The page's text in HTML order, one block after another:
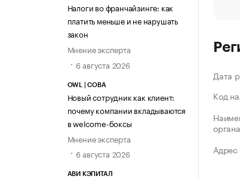
Налоги во франчайзинге: как
платить меньше и не нарушать
закон
Мнение эксперта
6 августа 2026
OWL | СОВА
Новый сотрудник как клиент:
почему компании вкладываются
в welcome-боксы
Мнение эксперта
6 августа 2026
АВИ КЭПИТАЛ
Дата
Код
органа
Адрес